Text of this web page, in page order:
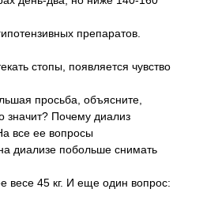
препаратов.
стопы, появляется чувство
просьба, объясните,
значит? Почему диализ
все ее вопросы
диализе побольше снимать
весе 45 кг. И еще один вопрос: